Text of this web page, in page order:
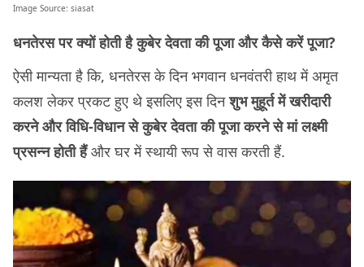
Image Source: siasat
धनतेरस पर क्यों होती है कुबेर देवता की पूजा और कैसे करें पूजा?
ऐसी मान्यता है कि, धनतेरस के दिन भगवान धनवंतरी हाथ में अमृत
कलश लेकर प्रकट हुए थे इसलिए इस दिनशुभ मुहूर्त में खरीदारी
करने और विधि-विधान से कुबेर देवता की पूजा करने से मां लक्ष्मी
प्रसन्न होती हैंऔर घर में स्थायी रूप से वास करती हैं.